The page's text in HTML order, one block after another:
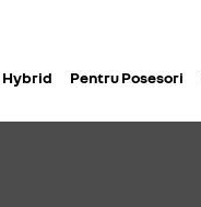
Hybrid Pentru Posesori